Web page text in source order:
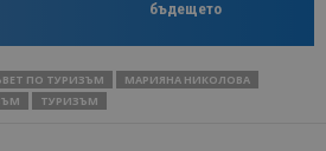
бъдещето
ПО ТУРИЗЪМ
МАРИЯНА НИКОЛОВА
ТУРИЗЪМ